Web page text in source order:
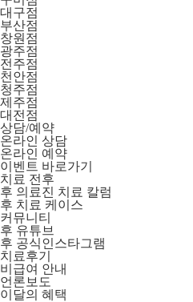
대구점
부산점
창원점
광주점
전주점
천안점
청주점
제주점
대전점
상담/예약
온라인 상담
온라인 예약
이벤트 바로가기
치료 전후
후 의료진 치료 칼럼
후 치료 케이스
커뮤니티
후 유튜브
후 공식인스타그램
치료후기
비급여 안내
언론보도
이달의 혜택